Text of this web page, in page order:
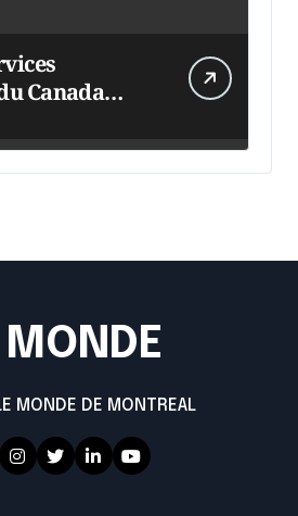
Canada
MONDE
MONDE DE MONTREAL